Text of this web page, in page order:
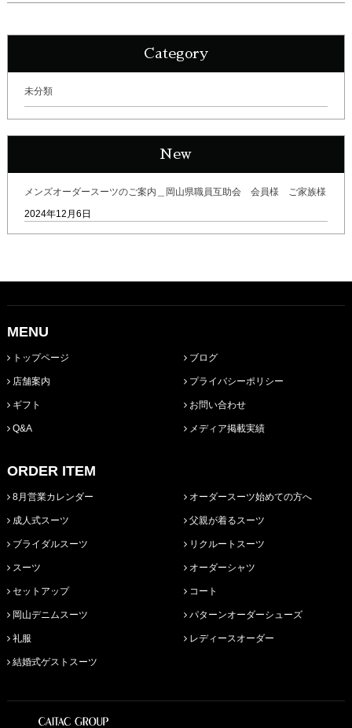
Category
未分類
New
メンズオーダースーツのご案内＿岡山県職員互助会 会員様 ご家族様
2024年12月6日
MENU
トップページ
店舗案内
ギフト
Q&A
ブログ
プライバシーポリシー
お問い合わせ
メディア掲載実績
ORDER ITEM
8月営業カレンダー
成人式スーツ
ブライダルスーツ
スーツ
セットアップ
岡山デニムスーツ
礼服
結婚式ゲストスーツ
オーダースーツ始めての方へ
父親が着るスーツ
リクルートスーツ
オーダーシャツ
コート
パターンオーダーシューズ
レディースオーダー